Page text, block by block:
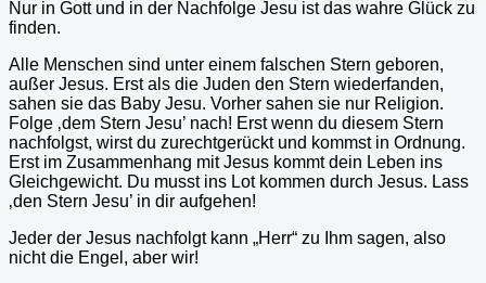
Nur in Gott und in der Nachfolge Jesu ist das wahre Glück zu
finden.
Alle Menschen sind unter einem falschen Stern geboren,
außer Jesus. Erst als die Juden den Stern wiederfanden,
sahen sie das Baby Jesu. Vorher sahen sie nur Religion.
Folge ‚dem Stern Jesu’ nach! Erst wenn du diesem Stern
nachfolgst, wirst du zurechtgerückt und kommst in Ordnung.
Erst im Zusammenhang mit Jesus kommt dein Leben ins
Gleichgewicht. Du musst ins Lot kommen durch Jesus. Lass
‚den Stern Jesu’ in dir aufgehen!
Jeder der Jesus nachfolgt kann „Herr“ zu Ihm sagen, also
nicht die Engel, aber wir!